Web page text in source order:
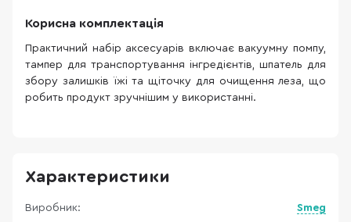
Корисна комплектація
Практичний набір аксесуарів включає вакуумну помпу,
тампер для транспортування інгредієнтів, шпатель для
збору залишків їжі та щіточку для очищення леза, що
робить продукт зручнішим у використанні.
Характеристики
Виробник: Smeg